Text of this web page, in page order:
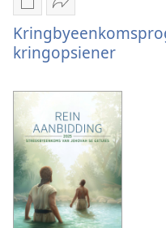
Aflaai-
opsies
vir
publikasies
2025-
2026
met
kringopsiener
Deel
vir
2025-
2026
met
kringopsiener
kringopsiener